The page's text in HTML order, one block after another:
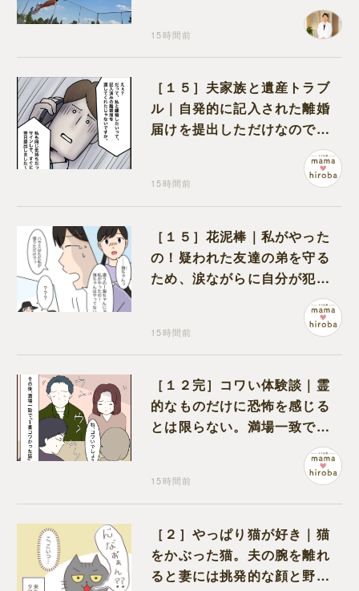
15時間前
［１５］夫家族と遺産トラブ
ル｜自発的に記入された離婚
届けを提出しただけなので、
15時間前
［１５］花泥棒｜私がやった
の！疑われた友達の弟を守る
ため、涙ながらに自分が犯人
15時間前
［１２完］コワい体験談｜霊
的なものだけに恐怖を感じる
とは限らない。満場一致でコ
ワいと認定された意外な体験
15時間前
［２］やっぱり猫が好き｜猫
をかぶった猫。夫の腕を離れ
ると妻には挑発的な顔と野太